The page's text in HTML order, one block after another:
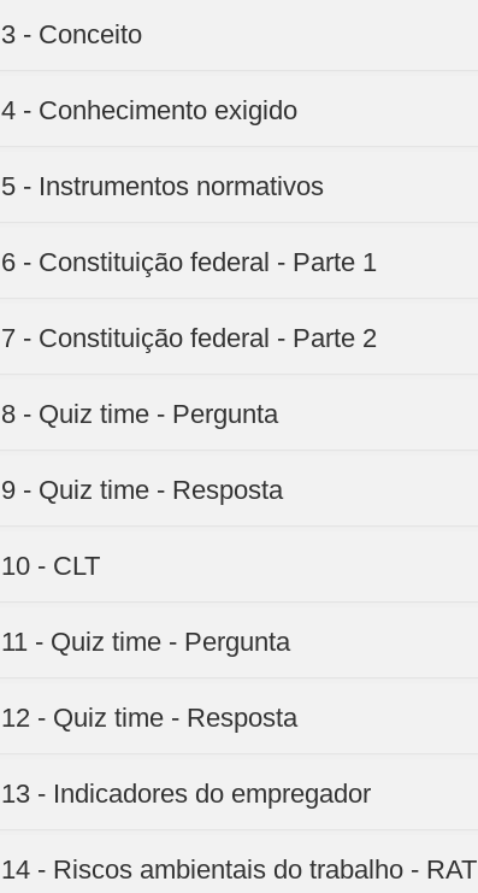
3 - Conceito
4 - Conhecimento exigido
5 - Instrumentos normativos
6 - Constituição federal - Parte 1
7 - Constituição federal - Parte 2
8 - Quiz time - Pergunta
9 - Quiz time - Resposta
10 - CLT
11 - Quiz time - Pergunta
12 - Quiz time - Resposta
13 - Indicadores do empregador
14 - Riscos ambientais do trabalho - RAT